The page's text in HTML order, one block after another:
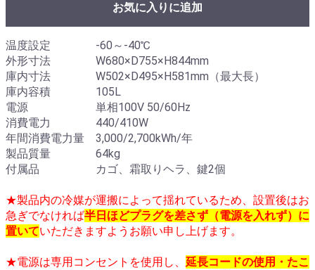
お気に入りに追加
温度設定 -60～-40℃
外形寸法 W680×D755×H844mm
庫内寸法 W502×D495×H581mm（最大長）
庫内容積 105L
電源 単相100V 50/60Hz
消費電力 440/410W
年間消費電力量 3,000/2,700kWh/年
製品質量 64kg
付属品 カゴ、霜取りヘラ、鍵2個
★製品内の冷媒が運搬によって揺れているため、設置後はお
急ぎでなければ半日ほどプラグを差さず（電源を入れず）に
置いていただきますようお願い申し上げます。
★電源は専用コンセントを使用し、 延長コードの使用・たこ